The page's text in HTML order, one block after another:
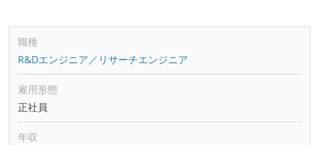
職種
R&Dエンジニア／リサーチエンジニア
雇用形態
正社員
年収